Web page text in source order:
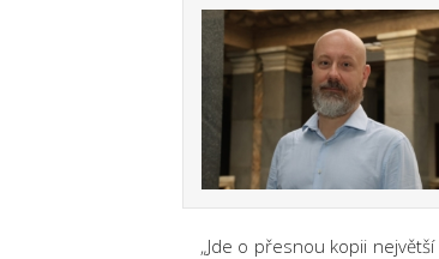
„Jde o přesnou kopii